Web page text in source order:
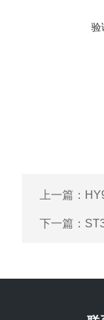
验
上一篇：
下一篇：